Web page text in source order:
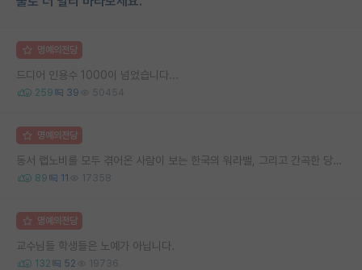
명예의전당
드디어 인용수 1000이 넘었습니다...
259 39 50454
명예의전당
동서 랩노비를 모두 겪어온 사람이 보는 한국의 워라밸, 그리고 간곡한 당부의 말씀
89 11 17358
명예의전당
교수님들 학생들은 노예가 아닙니다.
132 52 19736